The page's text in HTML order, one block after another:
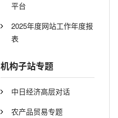
平台
2025年度网站工作年度报
表
机构子站专题
中日经济高层对话
农产品贸易专题